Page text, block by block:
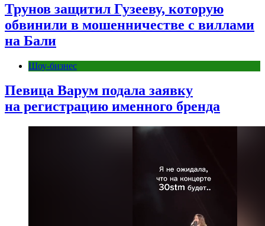
Трунов защитил Гузееву, которую
обвинили в мошенничестве с виллами
на Бали
Шоу-бизнес
Певица Варум подала заявку
на регистрацию именного бренда